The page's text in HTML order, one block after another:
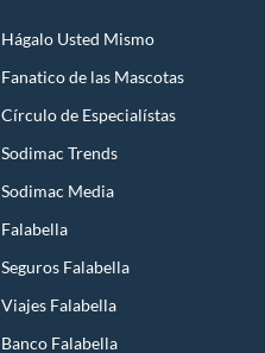
Hágalo Usted Mismo
Fanatico de las Mascotas
Círculo de Especialístas
Sodimac Trends
Sodimac Media
Falabella
Seguros Falabella
Viajes Falabella
Banco Falabella